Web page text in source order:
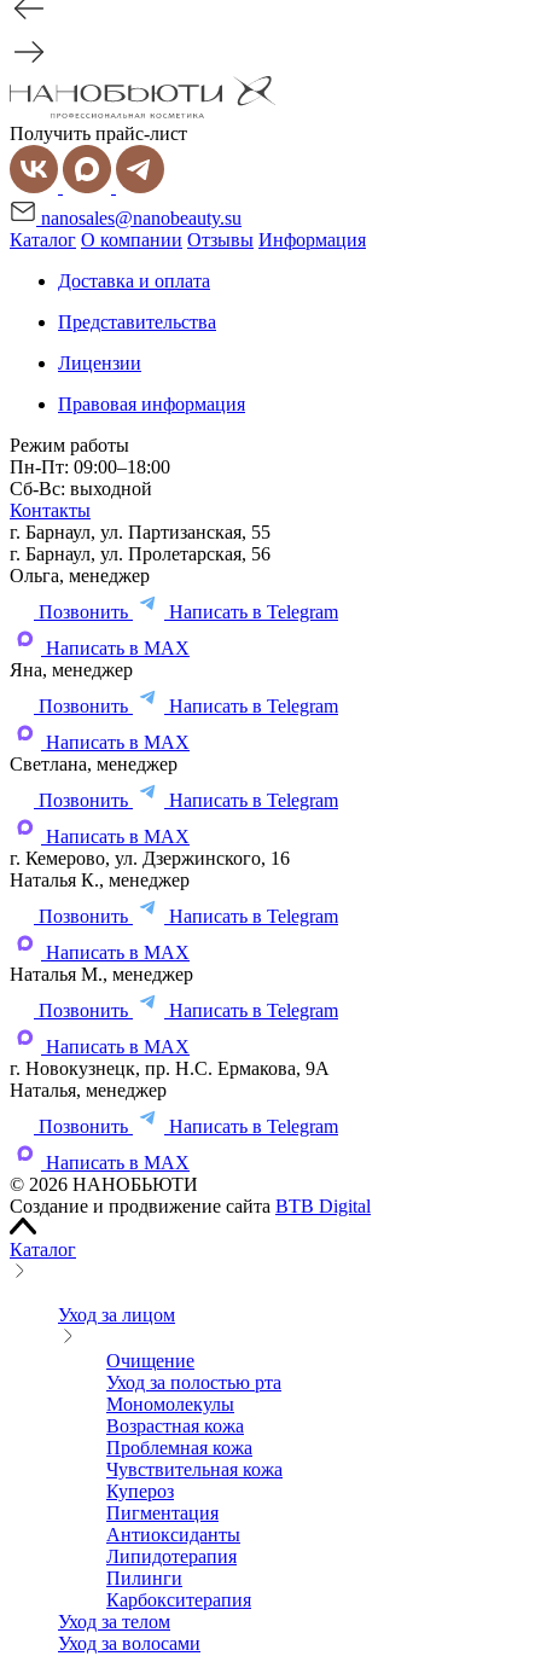
Получить прайс-лист
nanosales@nanobeauty.su
Каталог О компании Отзывы Информация
Доставка и оплата
Представительства
Лицензии
Правовая информация
Режим работы
Пн-Пт: 09:00–18:00
Сб-Вс: выходной
Контакты
г. Барнаул, ул. Партизанская, 55
г. Барнаул, ул. Пролетарская, 56
Ольга, менеджер
Позвонить
Написать в Telegram
Написать в MAX
Яна, менеджер
Позвонить
Написать в Telegram
Написать в MAX
Светлана, менеджер
Позвонить
Написать в Telegram
Написать в MAX
г. Кемерово, ул. Дзержинского, 16
Наталья К., менеджер
Позвонить
Написать в Telegram
Написать в MAX
Наталья М., менеджер
Позвонить
Написать в Telegram
Написать в MAX
г. Новокузнецк, пр. Н.С. Ермакова, 9А
Наталья, менеджер
Позвонить
Написать в Telegram
Написать в MAX
© 2026 НАНОБЬЮТИ
Создание и продвижение сайта BTB Digital
Каталог
Уход за лицом
Очищение
Уход за полостью рта
Мономолекулы
Возрастная кожа
Проблемная кожа
Чувствительная кожа
Купероз
Пигментация
Антиоксиданты
Липидотерапия
Пилинги
Карбокситерапия
Уход за телом
Уход за волосами